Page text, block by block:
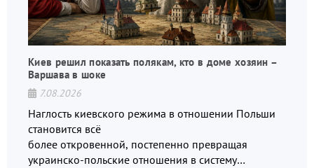
Киев решил показать полякам, кто в доме хозяин –
Варшава в шоке
7.08.2026
Наглость киевского режима в отношении Польши
становится всё
более откровенной, постепенно превращая
украинско-польские отношения в систему